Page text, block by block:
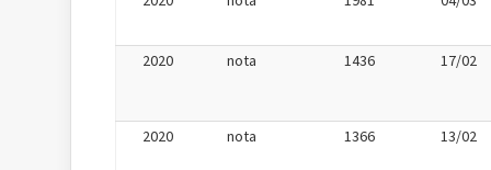
2020 nota 1436 17/02
2020 nota 1366 13/02